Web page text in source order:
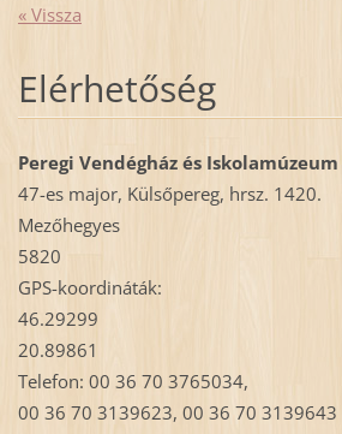
« Vissza
Elérhetőség
Peregi Vendégház és Iskolamúzeum
47-es major, Külsőpereg, hrsz. 1420.
Mezőhegyes
5820
GPS-koordináták:
46.29299
20.89861
Telefon: 00 36 70 3765034,
00 36 70 3139623, 00 36 70 3139643